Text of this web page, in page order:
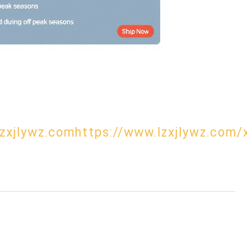
www.lzxjlywz.com/